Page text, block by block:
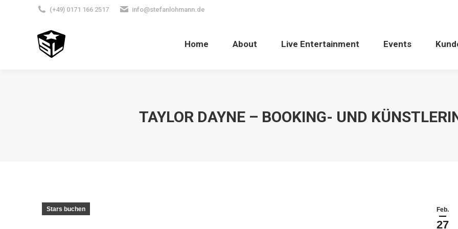
(+49) 0171 166 2517 info@stefanlohmann.de
Home About Live Entertainment Events
TAYLOR DAYNE – BOOKING- UND
Feb.
27
Stars buchen